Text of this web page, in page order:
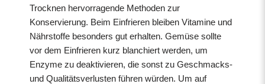
Trocknen hervorragende Methoden zur
Konservierung. Beim Einfrieren bleiben Vitamine und
Nährstoffe besonders gut erhalten. Gemüse sollte
vor dem Einfrieren kurz blanchiert werden, um
Enzyme zu deaktivieren, die sonst zu Geschmacks-
und Qualitätsverlusten führen würden. Um auf